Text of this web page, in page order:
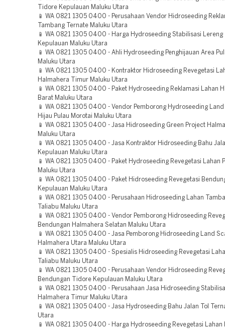
Tidore Kepulauan Maluku Utara
📱 WA 0821 1305 0400 - Perusahaan Vendor Hidroseeding
Tambang Ternate Maluku Utara
📱 WA 0821 1305 0400 - Harga Hydroseeding Stabilisasi
Kepulauan Maluku Utara
📱 WA 0821 1305 0400 - Ahli Hydroseeding Penghijauan Area
Maluku Utara
📱 WA 0821 1305 0400 - Kontraktor Hidroseeding Revegetasi
Halmahera Timur Maluku Utara
📱 WA 0821 1305 0400 - Paket Hydroseeding Reklamasi Lahan
Barat Maluku Utara
📱 WA 0821 1305 0400 - Vendor Pemborong Hydroseeding
Hijau Pulau Morotai Maluku Utara
📱 WA 0821 1305 0400 - Jasa Hidroseeding Green Project
Maluku Utara
📱 WA 0821 1305 0400 - Jasa Kontraktor Hidroseeding Bahu
Kepulauan Maluku Utara
📱 WA 0821 1305 0400 - Paket Hydroseeding Revegetasi Lahan
Maluku Utara
📱 WA 0821 1305 0400 - Paket Hidroseeding Revegetasi
Kepulauan Maluku Utara
📱 WA 0821 1305 0400 - Perusahaan Hidroseeding Lahan
Taliabu Maluku Utara
📱 WA 0821 1305 0400 - Vendor Pemborong Hidroseeding
Bendungan Halmahera Selatan Maluku Utara
📱 WA 0821 1305 0400 - Jasa Pemborong Hidroseeding Land
Halmahera Utara Maluku Utara
📱 WA 0821 1305 0400 - Spesialis Hidroseeding Revegetasi
Taliabu Maluku Utara
📱 WA 0821 1305 0400 - Perusahaan Vendor Hidroseeding
Bendungan Tidore Kepulauan Maluku Utara
📱 WA 0821 1305 0400 - Perusahaan Jasa Hidroseeding
Halmahera Timur Maluku Utara
📱 WA 0821 1305 0400 - Jasa Hydroseeding Bahu Jalan Tol
Utara
📱 WA 0821 1305 0400 - Harga Hydroseeding Revegetasi Lahan